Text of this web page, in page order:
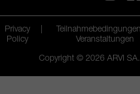
Privacy
Policy
Veranstaltungen
Copyright © 2026 ARVI